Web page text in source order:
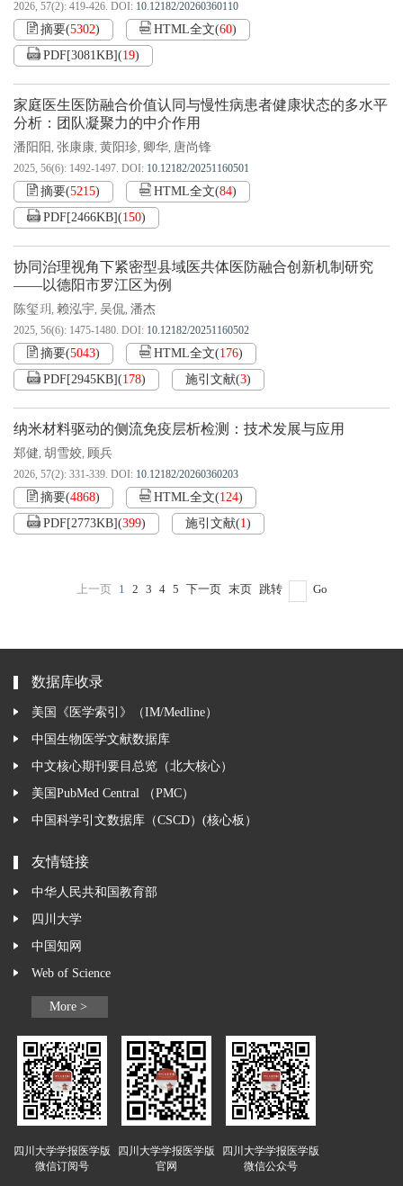
2026, 57(2): 419-426. DOI: 10.12182/20260360110
摘要(5302) HTML全文(60)
PDF[3081KB](19)
家庭医生医防融合价值认同与慢性病患者健康状态的多水平
分析：团队凝聚力的中介作用
潘阳阳, 张康康, 黄阳珍, 卿华, 唐尚锋
2025, 56(6): 1492-1497. DOI: 10.12182/20251160501
摘要(5215) HTML全文(84)
PDF[2466KB](150)
协同治理视角下紧密型县域医共体医防融合创新机制研究
——以德阳市罗江区为例
陈玺玥, 赖泓宇, 吴侃, 潘杰
2025, 56(6): 1475-1480. DOI: 10.12182/20251160502
摘要(5043) HTML全文(176)
PDF[2945KB](178) 施引文献(3)
纳米材料驱动的侧流免疫层析检测：技术发展与应用
郑健, 胡雪姣, 顾兵
2026, 57(2): 331-339. DOI: 10.12182/20260360203
摘要(4868) HTML全文(124)
PDF[2773KB](399) 施引文献(1)
上一页 1 2 3 4 5 下一页 末页 跳转 Go
数据库收录
美国《医学索引》（IM/Medline）
中国生物医学文献数据库
中文核心期刊要目总览（北大核心）
美国PubMed Central （PMC）
中国科学引文数据库（CSCD）(核心板）
友情链接
中华人民共和国教育部
四川大学
中国知网
Web of Science
More >
四川大学学报医学版
微信订阅号
四川大学学报医学版
官网
四川大学学报医学版
微信公众号